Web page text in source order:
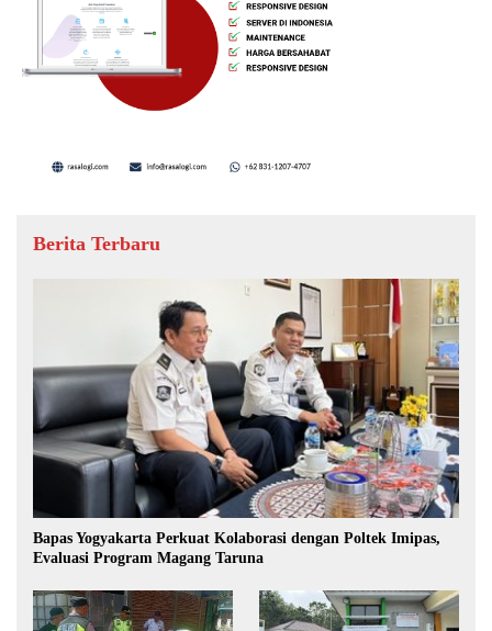
Berita Terbaru
Bapas Yogyakarta Perkuat Kolaborasi dengan Poltek Imipas,
Evaluasi Program Magang Taruna